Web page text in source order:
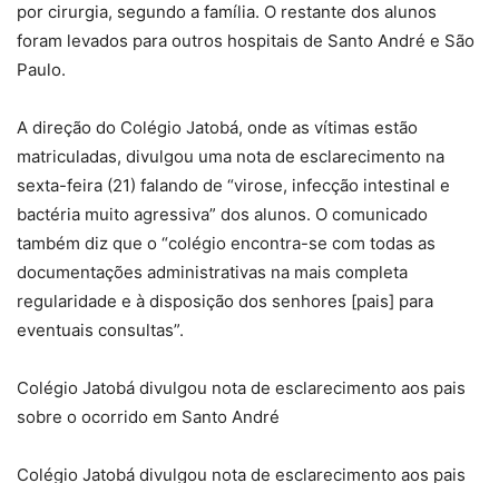
por cirurgia, segundo a família. O restante dos alunos
foram levados para outros hospitais de Santo André e São
Paulo.
A direção do Colégio Jatobá, onde as vítimas estão
matriculadas, divulgou uma nota de esclarecimento na
sexta-feira (21) falando de “virose, infecção intestinal e
bactéria muito agressiva” dos alunos. O comunicado
também diz que o “colégio encontra-se com todas as
documentações administrativas na mais completa
regularidade e à disposição dos senhores [pais] para
eventuais consultas”.
Colégio Jatobá divulgou nota de esclarecimento aos pais
sobre o ocorrido em Santo André
Colégio Jatobá divulgou nota de esclarecimento aos pais